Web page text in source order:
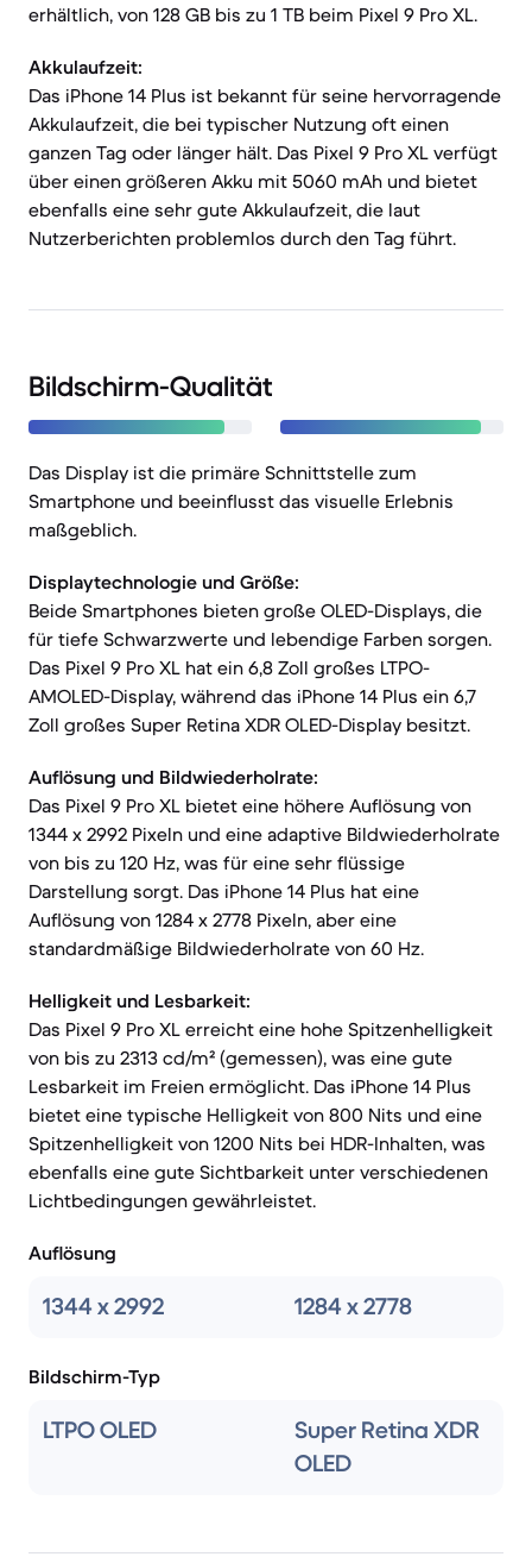
erhältlich, von 128 GB bis zu 1 TB beim Pixel 9 Pro XL.
Akkulaufzeit:
Das iPhone 14 Plus ist bekannt für seine hervorragende
Akkulaufzeit, die bei typischer Nutzung oft einen
ganzen Tag oder länger hält. Das Pixel 9 Pro XL verfügt
über einen größeren Akku mit 5060 mAh und bietet
ebenfalls eine sehr gute Akkulaufzeit, die laut
Nutzerberichten problemlos durch den Tag führt.
Bildschirm-Qualität
Das Display ist die primäre Schnittstelle zum
Smartphone und beeinflusst das visuelle Erlebnis
maßgeblich.
Displaytechnologie und Größe:
Beide Smartphones bieten große OLED-Displays, die
für tiefe Schwarzwerte und lebendige Farben sorgen.
Das Pixel 9 Pro XL hat ein 6,8 Zoll großes LTPO-
AMOLED-Display, während das iPhone 14 Plus ein 6,7
Zoll großes Super Retina XDR OLED-Display besitzt.
Auflösung und Bildwiederholrate:
Das Pixel 9 Pro XL bietet eine höhere Auflösung von
1344 x 2992 Pixeln und eine adaptive Bildwiederholrate
von bis zu 120 Hz, was für eine sehr flüssige
Darstellung sorgt. Das iPhone 14 Plus hat eine
Auflösung von 1284 x 2778 Pixeln, aber eine
standardmäßige Bildwiederholrate von 60 Hz.
Helligkeit und Lesbarkeit:
Das Pixel 9 Pro XL erreicht eine hohe Spitzenhelligkeit
von bis zu 2313 cd/m² (gemessen), was eine gute
Lesbarkeit im Freien ermöglicht. Das iPhone 14 Plus
bietet eine typische Helligkeit von 800 Nits und eine
Spitzenhelligkeit von 1200 Nits bei HDR-Inhalten, was
ebenfalls eine gute Sichtbarkeit unter verschiedenen
Lichtbedingungen gewährleistet.
Auflösung
1344 x 2992 1284 x 2778
Bildschirm-Typ
LTPO OLED
Super Retina XDR
OLED